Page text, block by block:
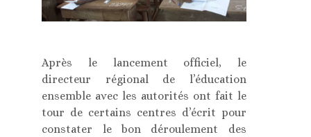
Après le lancement officiel, le
directeur régional de l’éducation
ensemble avec les autorités ont fait le
tour de certains centres d’écrit pour
constater le bon déroulement des